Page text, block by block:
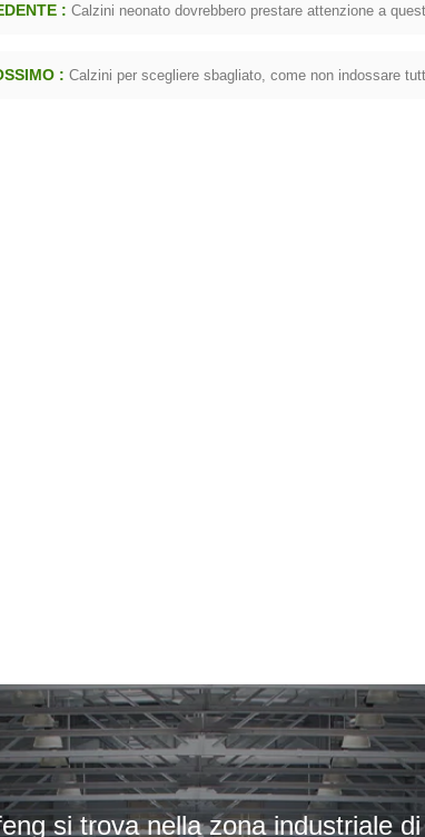
85657751 ...
: Calzini neonato dovrebbero prestare attenzione a
: Calzini per scegliere sbagliato, come non indossare
si trova nella zona industriale